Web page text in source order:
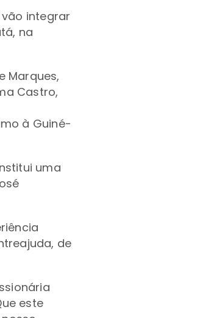
integrar
na
Marques,
Castro,
à Guiné-
uma
de
este